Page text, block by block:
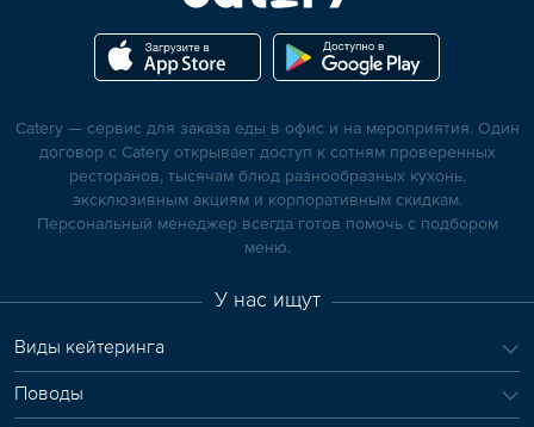
Catery — сервис для заказа еды в офис и на мероприятия. Один
договор с Catery открывает доступ к сотням проверенных
ресторанов, тысячам блюд разнообразных кухонь,
эксклюзивным акциям и корпоративным скидкам.
Персональный менеджер всегда готов помочь с подбором
меню.
У нас ищут
Виды кейтеринга
Поводы